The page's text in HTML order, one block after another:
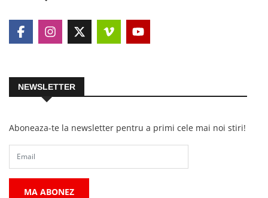
NEWSLETTER
Aboneaza-te la newsletter pentru a primi cele mai noi stiri!
MA ABONEZ